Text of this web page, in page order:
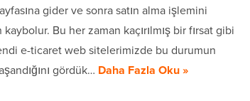
gider ve sonra satın alma işlemini
Bu her zaman kaçırılmış bir fırsat gibi
e-ticaret web sitelerimizde bu durumun
gördük… Daha Fazla Oku »